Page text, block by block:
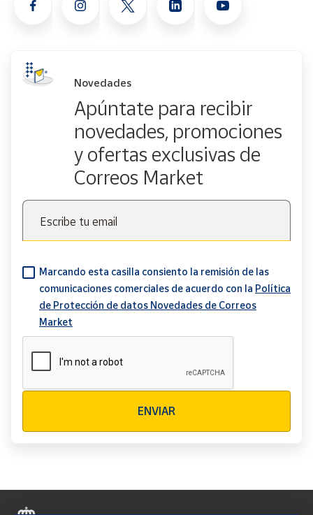
Novedades
Apúntate para recibir
novedades, promociones
y ofertas exclusivas de
Correos Market
Escribe tu email
Marcando esta casilla consiento la remisión de las
comunicaciones comerciales de acuerdo con la Política
de Protección de datos Novedades de Correos
Market
ENVIAR